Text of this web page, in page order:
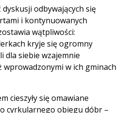
odbywających się
i kontynuowanych
wątpliwości:
kryje się ogromny
dla siebie wzajemnie
wprowadzonymi w ich gminach
cieszyły się omawiane
cyrkularnego obiegu dóbr –